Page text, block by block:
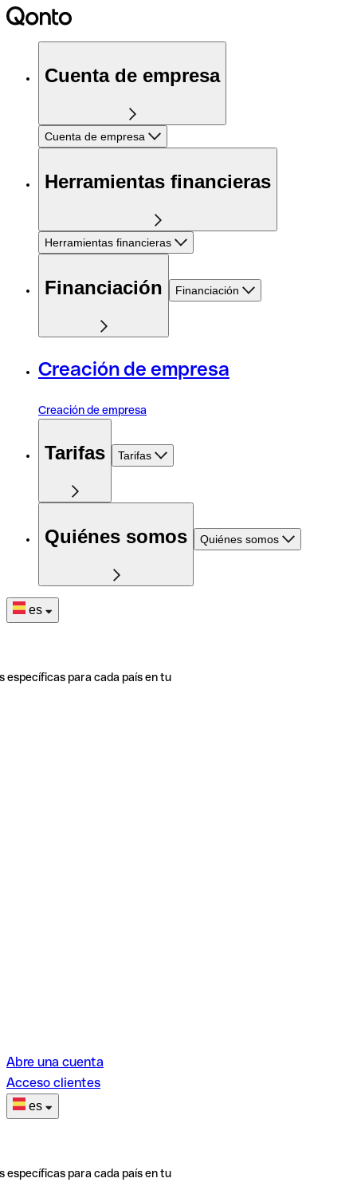
Cuenta de empresa
Cuenta de empresa
Herramientas financieras
Herramientas financieras
Financiación Financiación
Creación de empresa
Creación de empresa
Tarifas Tarifas
Quiénes somos Quiénes somos
es
específicas para cada país en tu
Abre una cuenta
Acceso clientes
es
específicas para cada país en tu